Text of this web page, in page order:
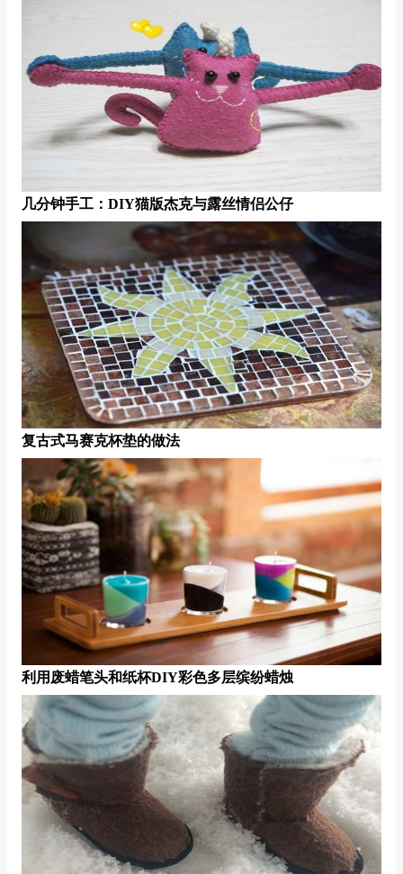
几分钟手工：DIY猫版杰克与露丝情侣公仔
复古式马赛克杯垫的做法
利用废蜡笔头和纸杯DIY彩色多层缤纷蜡烛